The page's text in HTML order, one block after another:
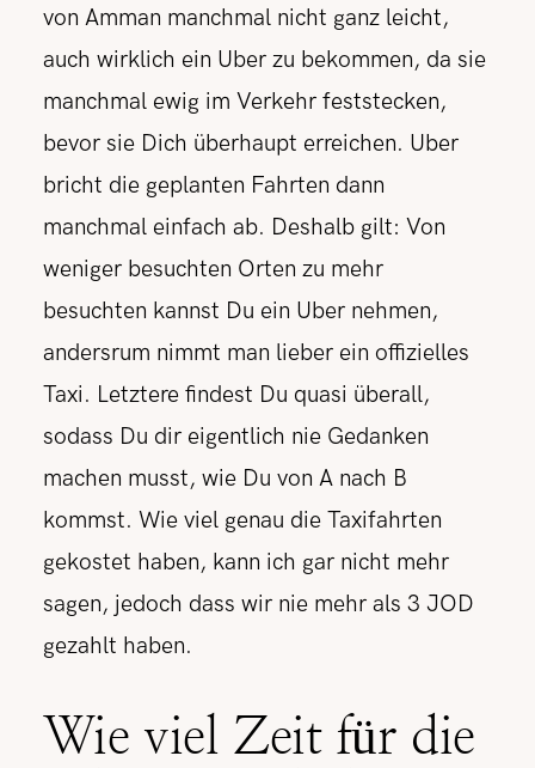
von Amman manchmal nicht ganz leicht,
auch wirklich ein Uber zu bekommen, da sie
manchmal ewig im Verkehr feststecken,
bevor sie Dich überhaupt erreichen. Uber
bricht die geplanten Fahrten dann
manchmal einfach ab. Deshalb gilt: Von
weniger besuchten Orten zu mehr
besuchten kannst Du ein Uber nehmen,
andersrum nimmt man lieber ein offizielles
Taxi. Letztere findest Du quasi überall,
sodass Du dir eigentlich nie Gedanken
machen musst, wie Du von A nach B
kommst. Wie viel genau die Taxifahrten
gekostet haben, kann ich gar nicht mehr
sagen, jedoch dass wir nie mehr als 3 JOD
gezahlt haben.
Wie viel Zeit für die